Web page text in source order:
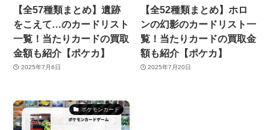
【全57種類まとめ】遺跡
をこえて…のカードリスト
一覧！当たりカードの買取
金額も紹介【ポケカ】
2025年7月6日
【全52種類まとめ】ホロ
ンの幻影のカードリスト一
覧！当たりカードの買取金
額も紹介【ポケカ】
2025年7月20日
ポケモンカード